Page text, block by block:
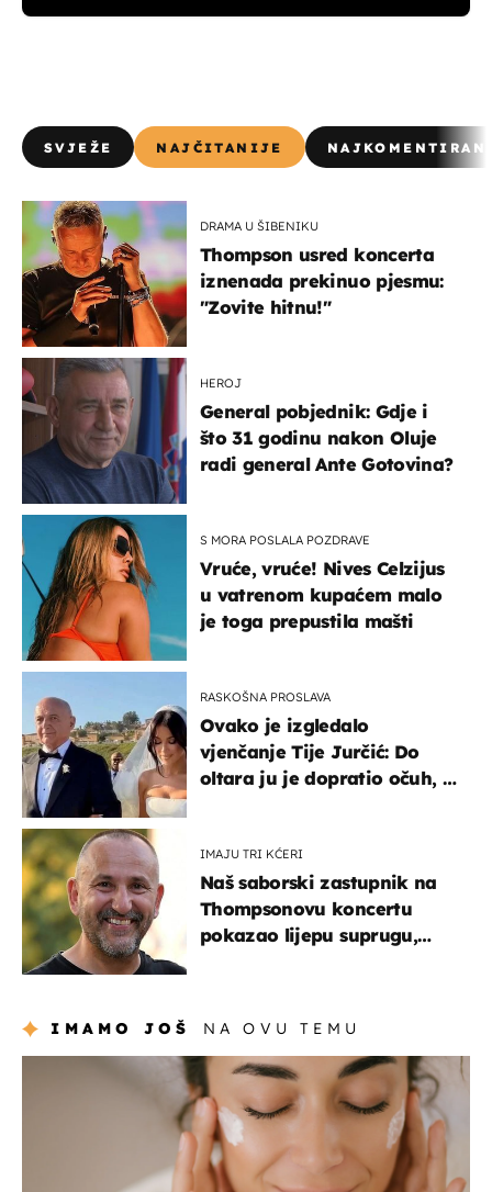
SVJEŽE NAJČITANIJE
DRAMA U ŠIBENIKU
Thompson usred koncerta
iznenada prekinuo pjesmu:
"Zovite hitnu!"
HEROJ
General pobjednik: Gdje i
što 31 godinu nakon Oluje
radi general Ante Gotovina?
S MORA POSLALA POZDRAVE
Vruće, vruće! Nives Celzijus
u vatrenom kupaćem malo
je toga prepustila mašti
RASKOŠNA PROSLAVA
Ovako je izgledalo
vjenčanje Tije Jurčić: Do
oltara ju je dopratio očuh, a
IMAJU TRI KĆERI
Naš saborski zastupnik na
Thompsonovu koncertu
pokazao lijepu suprugu,
IMAMO JOŠ NA OVU TEMU
moda & ljepota